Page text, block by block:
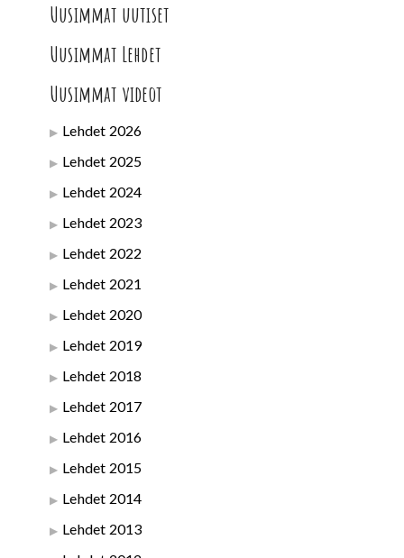
Uusimmat uutiset
Uusimmat Lehdet
Uusimmat videot
Lehdet 2026
Lehdet 2025
Lehdet 2024
Lehdet 2023
Lehdet 2022
Lehdet 2021
Lehdet 2020
Lehdet 2019
Lehdet 2018
Lehdet 2017
Lehdet 2016
Lehdet 2015
Lehdet 2014
Lehdet 2013